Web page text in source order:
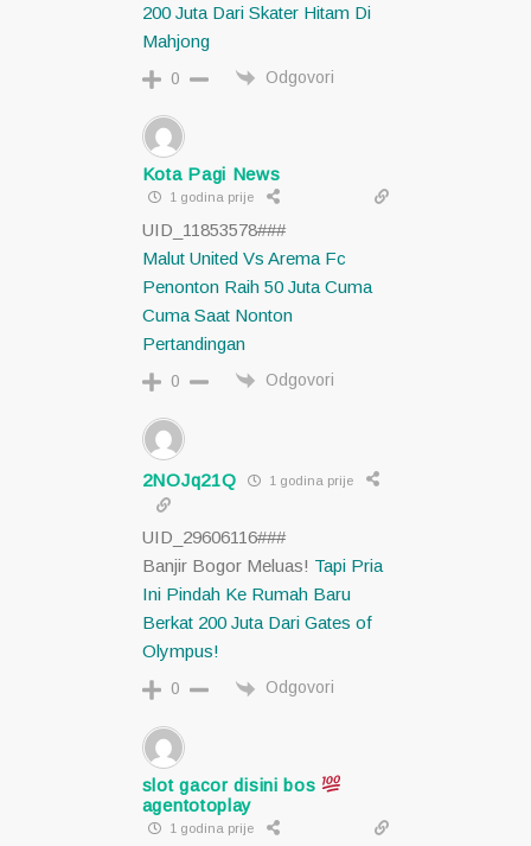
200 Juta Dari Skater Hitam Di
Mahjong
0 Odgovori
Kota Pagi News
1 godina prije
UID_11853578###
Malut United Vs Arema Fc
Penonton Raih 50 Juta Cuma
Cuma Saat Nonton
Pertandingan
0 Odgovori
2NOJq21Q 1 godina prije
UID_29606116###
Banjir Bogor Meluas! Tapi Pria
Ini Pindah Ke Rumah Baru
Berkat 200 Juta Dari Gates of
Olympus!
0 Odgovori
slot gacor disini bos
agentotoplay
1 godina prije